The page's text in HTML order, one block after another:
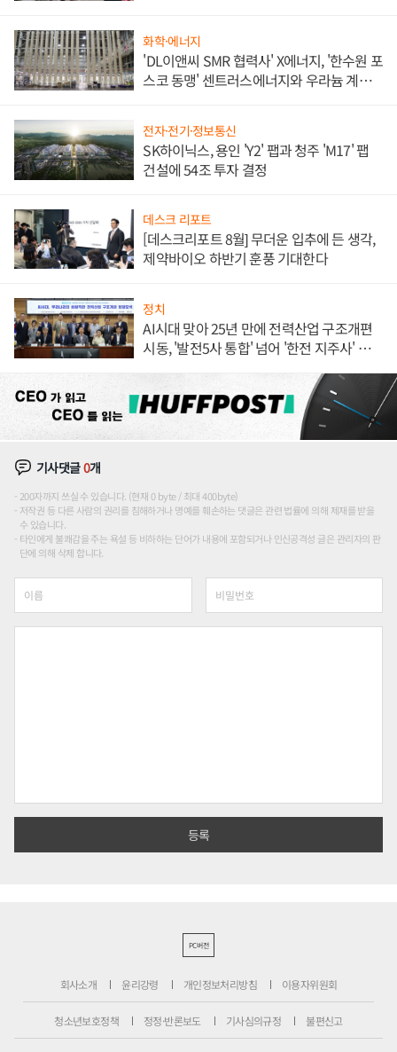
화학·에너지
'DL이앤씨 SMR 협력사' X에너지, '한수원 포
스코 동맹' 센트러스에너지와 우라늄 계약
전자·전기·정보통신
SK하이닉스, 용인 'Y2' 팹과 청주 'M17' 팹
건설에 54조 투자 결정
데스크 리포트
[데스크리포트 8월] 무더운 입추에 든 생각,
제약바이오 하반기 훈풍 기대한다
정치
AI시대 맞아 25년 만에 전력산업 구조개편
시동, '발전5사 통합' 넘어 '한전 지주사' 재편
기사댓글0개
200자까지 쓰실 수 있습니다. (현재 0 byte / 최대 400byte)
저작권 등 다른 사람의 권리를 침해하거나 명예를 훼손하는 댓글은 관련 법률에 의해 제재를 받을
수 있습니다.
타인에게 불쾌감을 주는 욕설 등 비하하는 단어가 내용에 포함되거나 인신공격성 글은 관리자의 판
단에 의해 삭제 합니다.
PC버전
회사소개 윤리강령 개인정보처리방침 이용자위원회
청소년보호정책 정정·반론보도 기사심의규정 불편신고